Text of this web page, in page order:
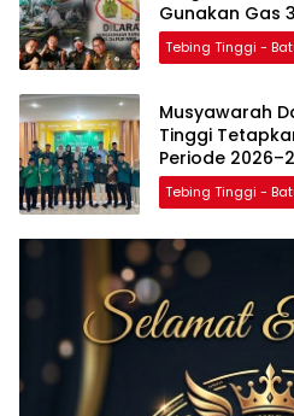
Gunakan Gas
SPHP
Tebing Tinggi -
Musyawarah
Tinggi
Periode
Tebing Tinggi -